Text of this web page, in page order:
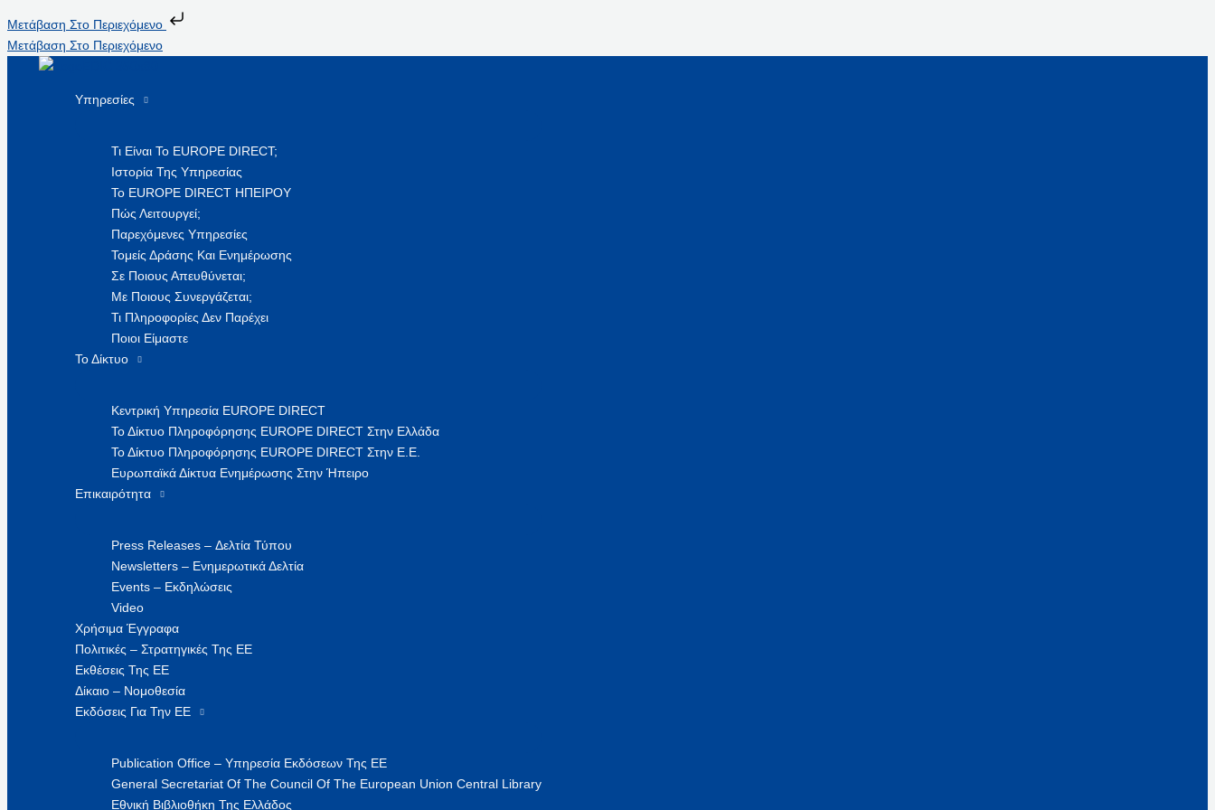
Μετάβαση Στο Περιεχόμενο
Μετάβαση Στο Περιεχόμενο
Υπηρεσίες
Τι Είναι Το EUROPE DIRECT;
Ιστορία Της Υπηρεσίας
Το EUROPE DIRECT ΗΠΕΙΡΟΥ
Πώς Λειτουργεί;
Παρεχόμενες Υπηρεσίες
Τομείς Δράσης Και Ενημέρωσης
Σε Ποιους Απευθύνεται;
Με Ποιους Συνεργάζεται;
Τι Πληροφορίες Δεν Παρέχει
Ποιοι Είμαστε
Το Δίκτυο
Κεντρική Υπηρεσία EUROPE DIRECT
Το Δίκτυο Πληροφόρησης EUROPE DIRECT Στην Ελλάδα
Το Δίκτυο Πληροφόρησης EUROPE DIRECT Στην Ε.Ε.
Ευρωπαϊκά Δίκτυα Ενημέρωσης Στην Ήπειρο
Επικαιρότητα
Press Releases – Δελτία Τύπου
Newsletters – Ενημερωτικά Δελτία
Events – Εκδηλώσεις
Video
Χρήσιμα Έγγραφα
Πολιτικές – Στρατηγικές Της ΕΕ
Εκθέσεις Της ΕΕ
Δίκαιο – Νομοθεσία
Εκδόσεις Για Την ΕΕ
Publication Office – Υπηρεσία Εκδόσεων Της ΕΕ
General Secretariat Of The Council Of The European Union Central Library
Εθνική Βιβλιοθήκη Της Ελλάδος